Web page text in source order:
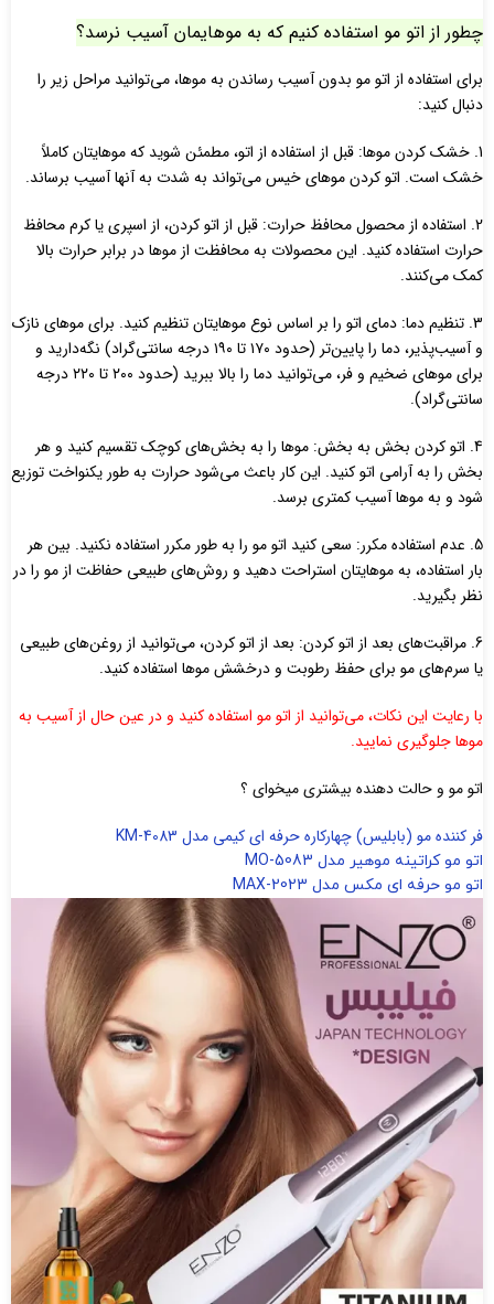
چطور از اتو مو استفاده کنیم که به موهایمان آسیب نرسد؟
برای استفاده از اتو مو بدون آسیب رساندن به موها، می‌توانید مراحل زیر را
دنبال کنید:
1. خشک کردن موها: قبل از استفاده از اتو، مطمئن شوید که موهایتان کاملاً
خشک است. اتو کردن موهای خیس می‌تواند به شدت به آنها آسیب برساند.
2. استفاده از محصول محافظ حرارت: قبل از اتو کردن، از اسپری یا کرم محافظ
حرارت استفاده کنید. این محصولات به محافظت از موها در برابر حرارت بالا
کمک می‌کنند.
3. تنظیم دما: دمای اتو را بر اساس نوع موهایتان تنظیم کنید. برای موهای نازک
و آسیب‌پذیر، دما را پایین‌تر (حدود ۱۷۰ تا ۱۹۰ درجه سانتی‌گراد) نگه‌دارید و
برای موهای ضخیم و فر، می‌توانید دما را بالا ببرید (حدود ۲۰۰ تا ۲۲۰ درجه
سانتی‌گراد).
4. اتو کردن بخش به بخش: موها را به بخش‌های کوچک تقسیم کنید و هر
بخش را به آرامی اتو کنید. این کار باعث می‌شود حرارت به طور یکنواخت توزیع
شود و به موها آسیب کمتری برسد.
5. عدم استفاده مکرر: سعی کنید اتو مو را به طور مکرر استفاده نکنید. بین هر
بار استفاده، به موهایتان استراحت دهید و روش‌های طبیعی حفاظت از مو را در
نظر بگیرید.
6. مراقبت‌های بعد از اتو کردن: بعد از اتو کردن، می‌توانید از روغن‌های طبیعی
یا سرم‌های مو برای حفظ رطوبت و درخشش موها استفاده کنید.
با رعایت این نکات، می‌توانید از اتو مو استفاده کنید و در عین حال از آسیب به
موها جلوگیری نمایید.
اتو مو و حالت دهنده بیشتری میخوای ؟
فر کننده مو (بابلیس) چهارکاره حرفه ای کیمی مدل KM-4083
اتو مو کراتینه موهیر مدل MO-5083
اتو مو حرفه ای مکس مدل MAX-2023